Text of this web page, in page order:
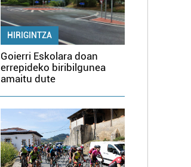
HIRIGINTZA
Goierri Eskolara doan
errepideko biribilgunea
amaitu dute